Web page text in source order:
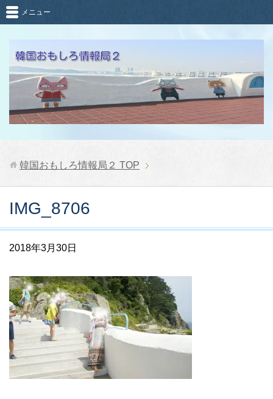
メニュー
韓国おもしろ情報局２ TOP
IMG_8706
2018年3月30日